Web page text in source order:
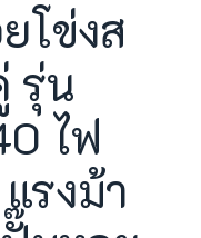
โข่งส
รุ่น
ไฟ
รงม้า